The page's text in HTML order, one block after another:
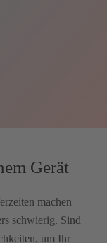
Gerät
machen
schwierig. Sind
um Ihr